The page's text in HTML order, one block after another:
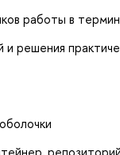
работы в
и решения